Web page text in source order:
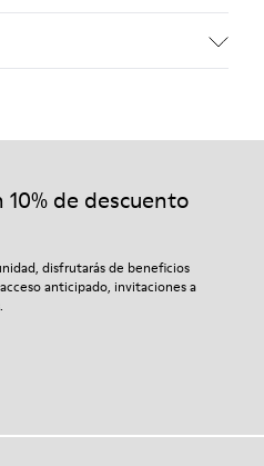
con materiales de primera
calzado los protegerá y
detallada sobre cómo cuidar de
el cuidado del calzado.
10% de descuento
disfrutarás de beneficios
anticipado, invitaciones a